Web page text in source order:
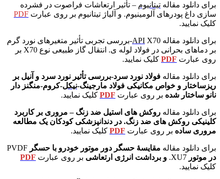
برای دانلود مقاله تیتانیوم – تأثیر ارتعاشات فراصوت در فشرده
سازی داغ پودرهای آلومینیوم. و آلیاژ تیتانیوم بر روی عبارت PDF
کلیک نمایید.
برای دانلود مقاله APIX70-بررسی تجربی تأثیر متغیرهای نورد گرم
بر دماهای بحرانی در فولاد لوله ی. انتقال گاز طبیعی نوع X70
بر
روی عبارت PDF کلیک نمایید.
برای دانلود مقاله فولاد نورد سرد-بررسی تأثیر نورد سرد و آنیل بر
ریزساختار و خواص مکانیکی فولاد مارجینگ-نیکل-کروم-منگنز دار
نانو ساختار شده بر روی عبارت PDF کلیک نمایید.
برای دانلود مقاله روکش های استیل ضد زنگ – مروری بر کاربرد
کلینیکی روکش های ضد زنگ. در دندانپزشکی کودکان یک مطالعه
مروری ساده بر روی عبارت PDF کلیک نمایید.
برای دانلود مقاله مقایسۀ حسگر دور موتور خودرو با حسگر
در موتور
و برداشت انرژی ارتعاشی بر روی عبارت PDF
کلیک نمایید.